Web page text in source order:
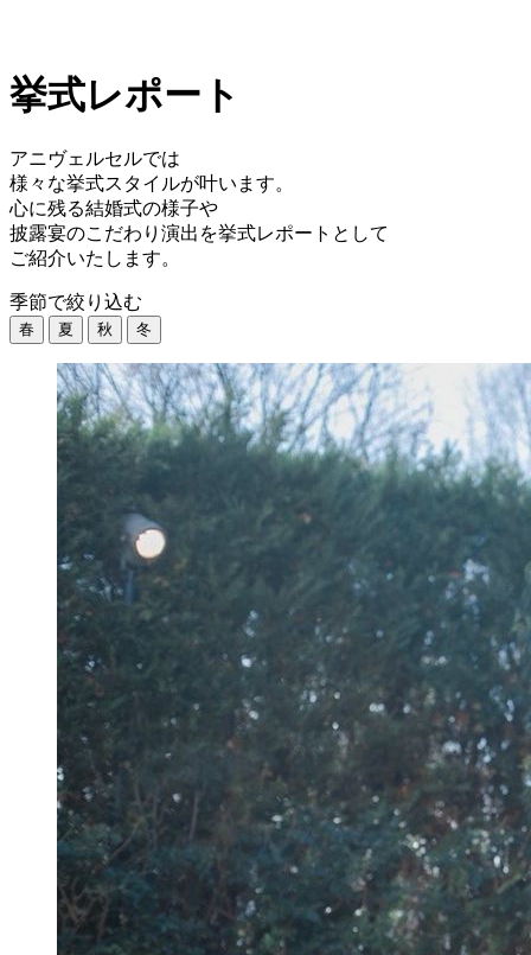
挙式レポート
アニヴェルセルでは
様々な挙式スタイルが叶います。
心に残る結婚式の様子や
披露宴のこだわり演出を挙式レポートとして
ご紹介いたします。
季節で絞り込む
春 夏 秋 冬